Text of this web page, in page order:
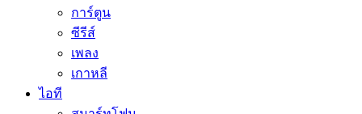
การ์ตูน
ซีรีส์
เพลง
เกาหลี
ไอที